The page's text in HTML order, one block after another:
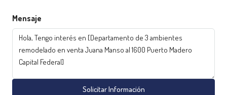
Mensaje
Solicitar Información